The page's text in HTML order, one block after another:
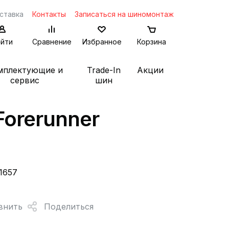
Контакты Записаться на шиномонтаж
Сравнение Избранное Корзина
и
сервис
Trade-In
шин
Акции
Поделиться